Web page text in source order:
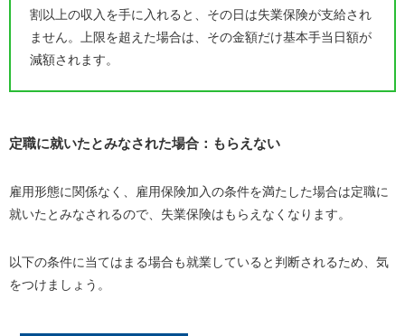
割以上の収入を手に入れると、その日は失業保険が支給され
ません。上限を超えた場合は、その金額だけ基本手当日額が
減額されます。
定職に就いたとみなされた場合：もらえない
雇用形態に関係なく、雇用保険加入の条件を満たした場合は定職に
就いたとみなされるので、失業保険はもらえなくなります。
以下の条件に当てはまる場合も就業していると判断されるため、気
をつけましょう。